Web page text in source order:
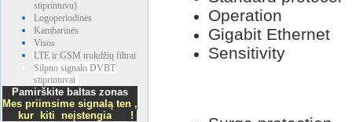
stiprintuvu)
Logoperiodinės
Kambarinės
Visos
LTE ir GSM trukdžių filtrai
Silpno signalo DVBT
stiprintuvai
Pamirškite baltas zonas
Mes priimsime signalą ten ,
kur kiti neįstengia !
Operation
Gigabit Ethernet
Sensitivity